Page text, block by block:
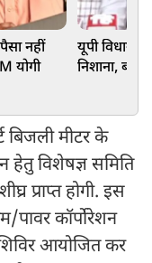
नहीं
योगी
यूपी
निशाना,
बिजली मीटर के
विशेषज्ञ समिति
प्राप्त होगी. इस
पावर कॉर्पोरेशन
आयोजित कर